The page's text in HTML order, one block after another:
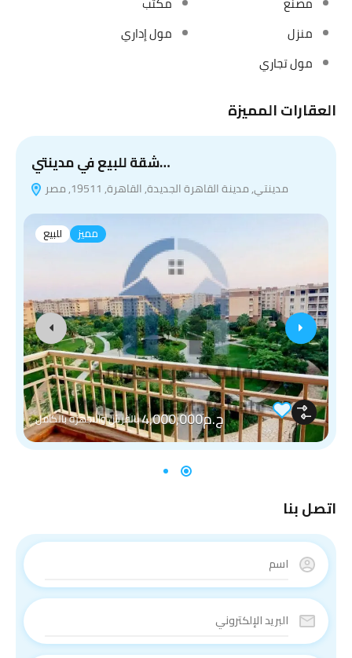
منزل
مول إداري
مول تجاري
العقارات المميزة
شقة للبيع في مدينتي…
مدينتي, مدينة القاهرة الجديدة, القاهرة, 19511, مصر
للبيع مميز
ج.م4,000,000 بالفرش والاجهزه بالكامل
اتصل بنا